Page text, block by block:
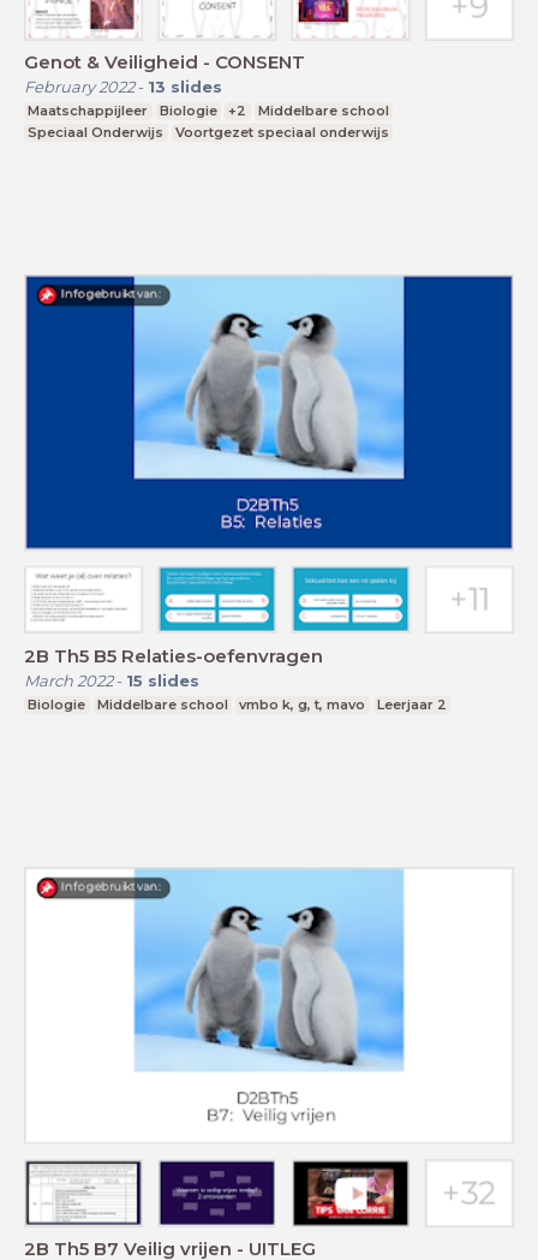
Genot & Veiligheid - CONSENT
February 2022- 13 slides
Maatschappijleer Biologie +2
Middelbare school
Speciaal Onderwijs
Voortgezet speciaal onderwijs
2B Th5 B5 Relaties-oefenvragen
March 2022- 15 slides
Biologie Middelbare school vmbo k, g, t, mavo Leerjaar 2
2B Th5 B7 Veilig vrijen - UITLEG